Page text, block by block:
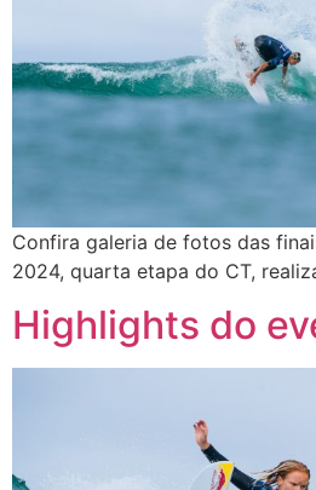
Confira galeria de fotos das
2024, quarta etapa do CT,
Highlights do